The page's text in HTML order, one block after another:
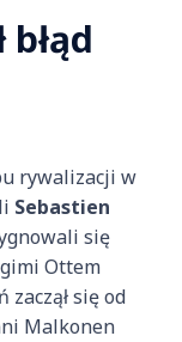
rywalizacji w
Sebastien
się
Ottem
się od
Malkonen